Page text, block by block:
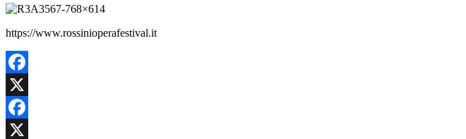
https://www.rossinioperafestival.it
Facebook
X
Facebook